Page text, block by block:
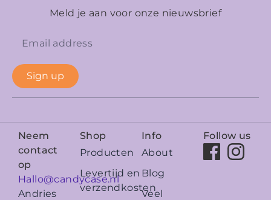
Meld je aan voor onze nieuwsbrief
Sign up
Neem
contact
op
Hallo@candycase.nl
Andries
Shop
Producten
Levertijd en
verzendkosten
Info
About
Blog
Veel
Follow us